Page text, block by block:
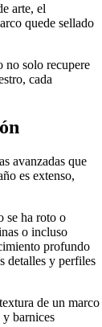
arte, el
quede sellado
no solo recupere
cada
avanzadas que
es extenso,
se ha roto o
o incluso
profundo
detalles y perfiles
de un marco
barnices